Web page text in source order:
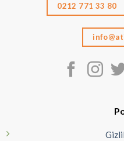
0212 771 33 80